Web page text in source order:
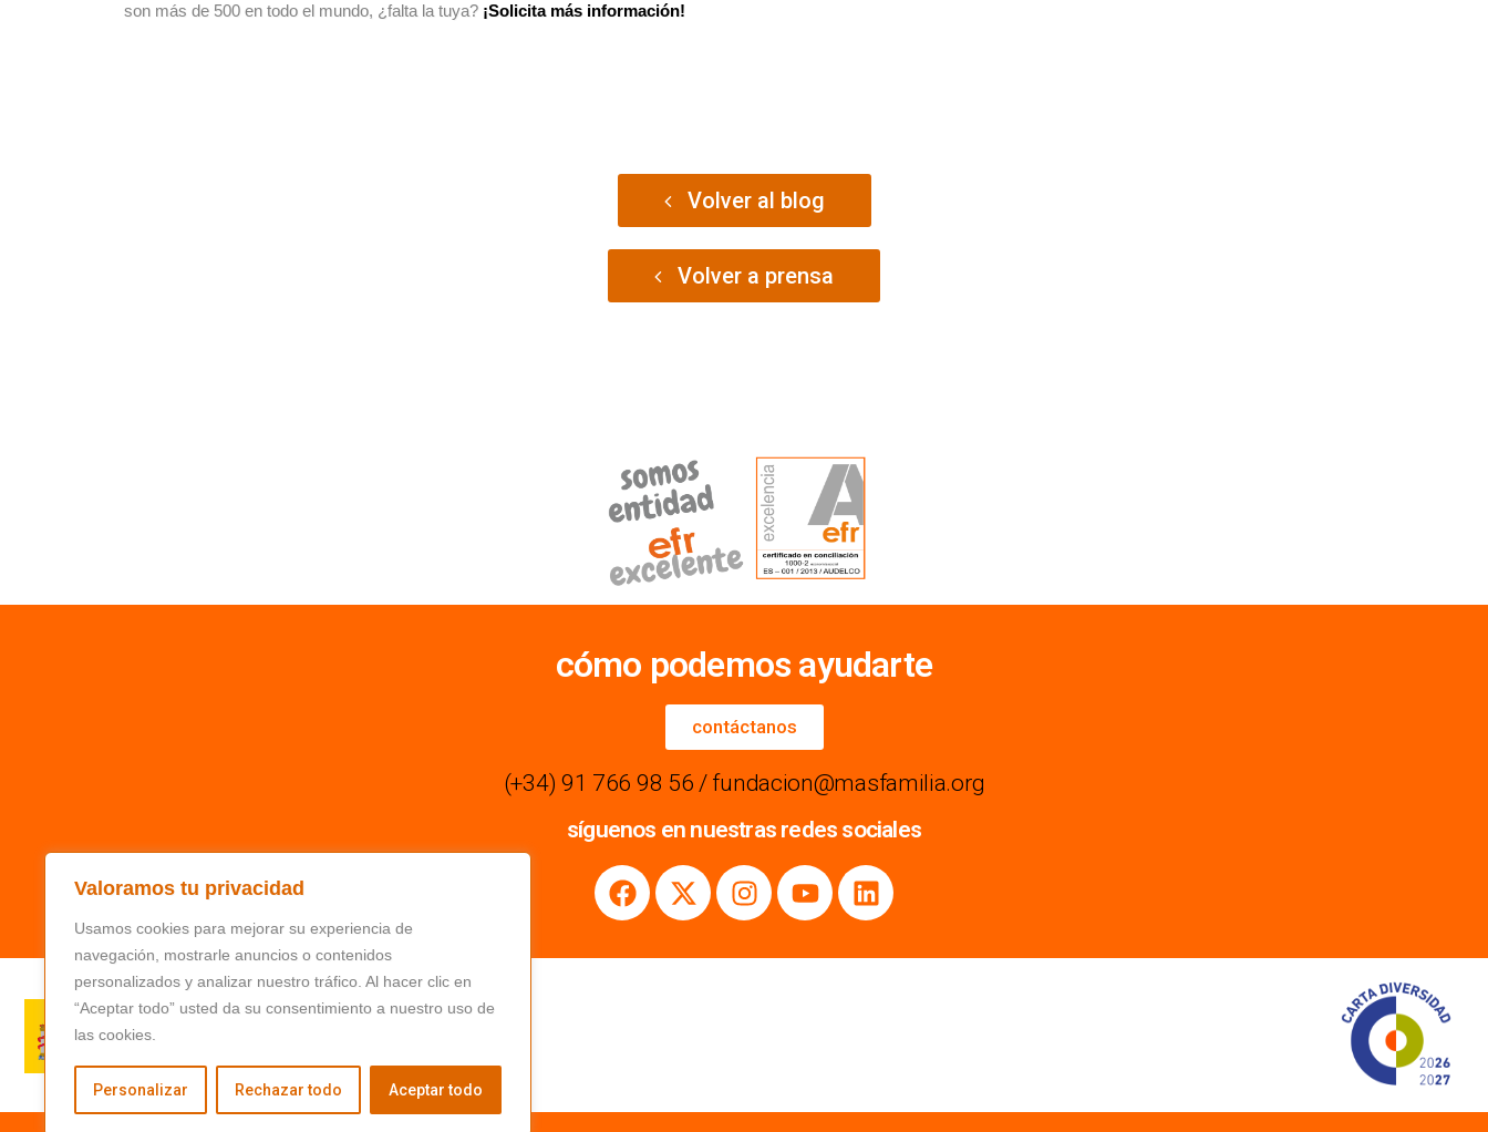
Valoramos tu privacidad
Usamos cookies para mejorar su experiencia de
navegación, mostrarle anuncios o contenidos
personalizados y analizar nuestro tráfico. Al hacer clic en
“Aceptar todo” usted da su consentimiento a nuestro uso de
las cookies.
Personalizar Rechazar todo Aceptar todo
son más de 500 en todo el mundo, ¿falta la tuya? ¡Solicita más información!
Volver al blog
Volver a prensa
cómo podemos ayudarte
contáctanos
(+34) 91 766 98 56 / fundacion@masfamilia.org
síguenos en nuestras redes sociales